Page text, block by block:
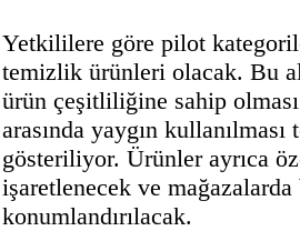
Yetkililere göre pilot
temizlik ürünleri olacak. Bu
ürün çeşitliliğine sahip
arasında yaygın
gösteriliyor. Ürünler ayrıca
işaretlenecek ve
konumlandırılacak.